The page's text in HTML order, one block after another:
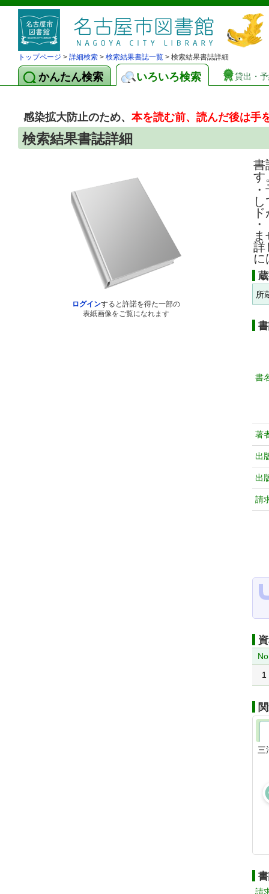
トップページ > 詳細検索 > 検索結果書誌一覧 > 検索結果書誌詳細
かんたん検索 いろいろ検索 貸出・
感染拡大防止のため、本を読む前、読んだ後は手
検索結果書誌詳細
ログインすると許諾を得た一部の
表紙画像をご覧になれます
書
す
詳
に
所
書
著
出
出
請
1
三
請